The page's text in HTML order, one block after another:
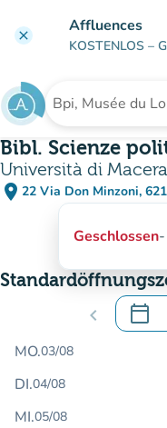
clear Affluences
KOSTENLOS –
Suche nach einer
Bibl. Scienze
Università di
place 22 Via Don Minzoni,(in
Geschlossen-
chevron_left calendar_today
.
MO.03/08
DI.04/08
MI.05/08